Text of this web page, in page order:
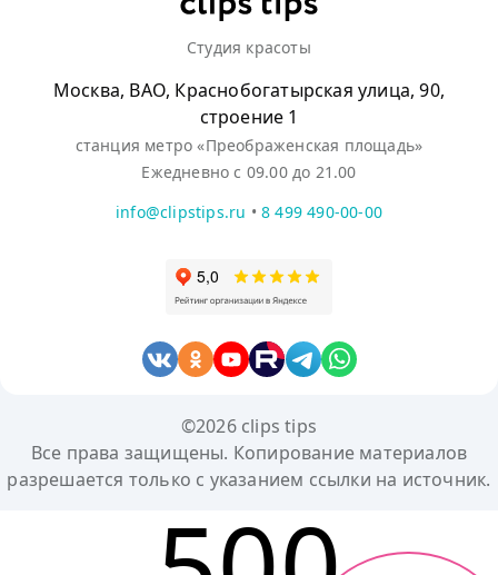
Студия красоты
Москва, ВАО, Краснобогатырская улица, 90,
строение 1
станция метро «Преображенская площадь»
Ежедневно с 09.00 до 21.00
info@clipstips.ru • 8 499 490-00-00
©2026 clips tips
Все права защищены. Копирование материалов
разрешается только с указанием ссылки на источник.